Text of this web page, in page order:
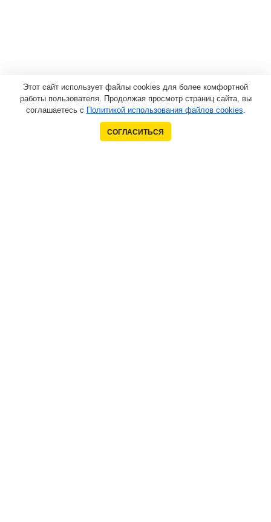
Этот сайт использует файлы cookies для более комфортной
работы пользователя. Продолжая просмотр страниц сайта, вы
соглашаетесь с Политикой использования файлов cookies.
СОГЛАСИТЬСЯ